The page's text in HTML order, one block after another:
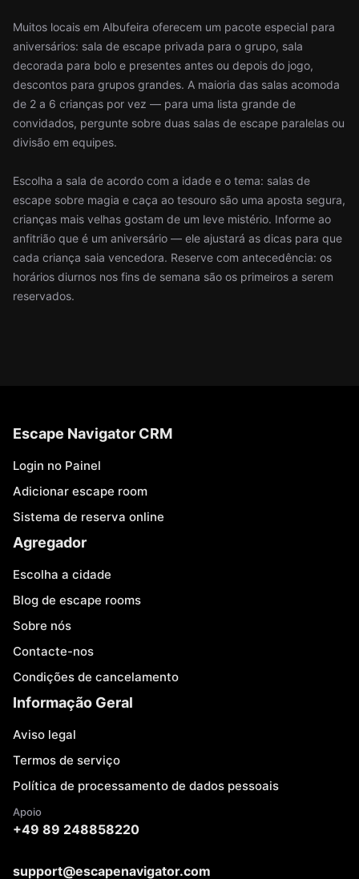
Muitos locais em Albufeira oferecem um pacote especial para
aniversários: sala de escape privada para o grupo, sala
decorada para bolo e presentes antes ou depois do jogo,
descontos para grupos grandes. A maioria das salas acomoda
de 2 a 6 crianças por vez — para uma lista grande de
convidados, pergunte sobre duas salas de escape paralelas ou
divisão em equipes.
Escolha a sala de acordo com a idade e o tema: salas de
escape sobre magia e caça ao tesouro são uma aposta segura,
crianças mais velhas gostam de um leve mistério. Informe ao
anfitrião que é um aniversário — ele ajustará as dicas para que
cada criança saia vencedora. Reserve com antecedência: os
horários diurnos nos fins de semana são os primeiros a serem
reservados.
Escape Navigator CRM
Login no Painel
Adicionar escape room
Sistema de reserva online
Agregador
Escolha a cidade
Blog de escape rooms
Sobre nós
Contacte-nos
Condições de cancelamento
Informação Geral
Aviso legal
Termos de serviço
Política de processamento de dados pessoais
Apoio
+49 89 248858220
support@escapenavigator.com